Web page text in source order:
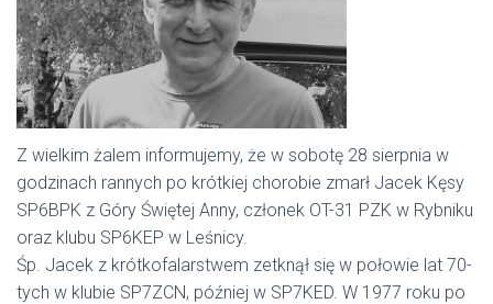
Z wielkim żalem informujemy, że w sobotę 28 sierpnia w
godzinach rannych po krótkiej chorobie zmarł Jacek Kęsy
SP6BPK z Góry Świętej Anny, członek OT-31 PZK w Rybniku
oraz klubu SP6KEP w Leśnicy.
Śp. Jacek z krótkofalarstwem zetknął się w połowie lat 70-
tych w klubie SP7ZCN, później w SP7KED. W 1977 roku po